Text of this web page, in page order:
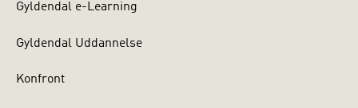
Gyldendal e-Learning
Gyldendal Uddannelse
Konfront